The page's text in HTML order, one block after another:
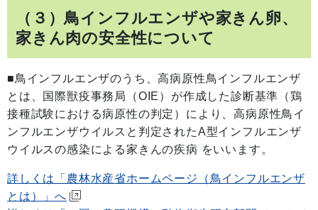
（３）鳥インフルエンザや家きん卵、
家きん肉の安全性について
■鳥インフルエンザのうち、高病原性鳥インフルエンザ
とは、国際獣疫事務局（OIE）が作成した診断基準（鶏
接種試験における病原性の判定）により、高病原性鳥イ
ンフルエンザウイルスと判定されたA型インフルエンザ
ウイルスの感染による家きんの疾病 をいいます。
詳しくは「農林水産省ホームページ（鳥インフルエンザ
とは）」へ